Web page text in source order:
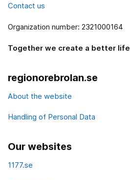
Contact us
Organization number: 2321000164
Together we create a better life
regionorebrolan.se
About the website
Handling of Personal Data
Our websites
1177.se